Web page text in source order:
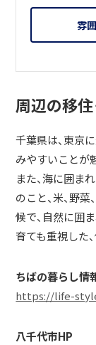
雰
周辺の移住
千葉県は、東京
みやすいことが
また、海に囲ま
のこと、米、野
候で、自然に囲
育ても重視した
ちばの暮らし情
https://life-
八千代市HP